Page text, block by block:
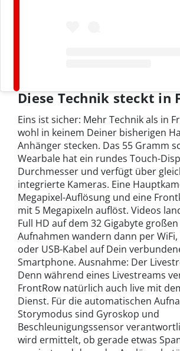
Diese Technik steckt in
Eins ist sicher: Mehr Technik als in
wohl in keinem Deiner bisherigen
Anhänger stecken. Das 55 Gramm
Wearbale hat ein rundes Touch-
Durchmesser und verfügt über
integrierte Kameras. Eine
Megapixel-Auflösung und eine
mit 5 Megapixeln auflöst. Videos
Full HD auf dem 32 Gigabyte
Aufnahmen wandern dann per
oder USB-Kabel auf Dein
Smartphone. Ausnahme: Der
Denn während eines Livestreams
FrontRow natürlich auch live mit
Dienst. Für die automatischen
Storymodus sind Gyroskop und
Beschleunigungssensor
wird ermittelt, ob gerade etwas